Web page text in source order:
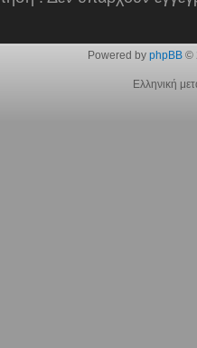
Powered by phpBB©
Ελληνική